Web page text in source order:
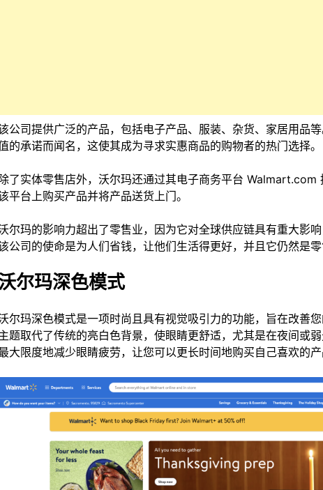
公司提供广泛的产品，包括电子产品、服装、杂货、家居用品
的承诺而闻名，这使其成为寻求实惠商品的购物者的热门选择。
除了实体零售店外，沃尔玛还通过其电子商务平台 Walmart.com
平台上购买产品并将产品送货上门。
尔玛的影响力超出了零售业，因为它对全球供应链具有重大影
公司的使命是为人们省钱，让他们生活得更好，并且它仍然是零
尔玛深色模式
尔玛深色模式是一项时尚且具有视觉吸引力的功能，旨在改善
题取代了传统的亮白色背景，使眼睛更舒适，尤其是在夜间或
大限度地减少眼睛疲劳，让您可以更长时间地购买自己喜欢的产